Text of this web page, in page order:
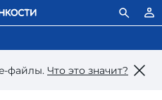
файлы. Что это значит?